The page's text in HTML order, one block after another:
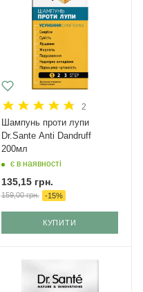
2
Шампунь проти лупи
Dr.Sante Anti Dandruff
200мл
є в наявності
135,15грн.
159,00грн. -15%
КУПИТИ